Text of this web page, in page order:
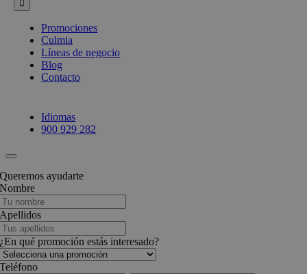
Promociones
Culmia
Líneas de negocio
Blog
Contacto
Idiomas
900 929 282
Queremos ayudarte
Nombre
Apellidos
¿En qué promoción estás interesado?
Teléfono